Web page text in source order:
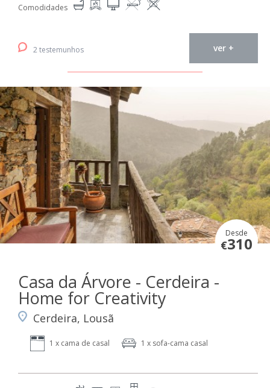
Comodidades
2 testemunhos ver +
Desde
€310
Casa da Árvore - Cerdeira -
Home for Creativity
Cerdeira, Lousã
1 x cama de casal 1 x sofa-cama casal